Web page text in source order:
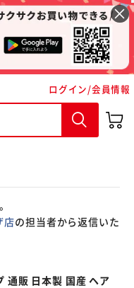
ログイン/会員情報
店の担当者から返信いた
通販 日本製 国産 ヘア